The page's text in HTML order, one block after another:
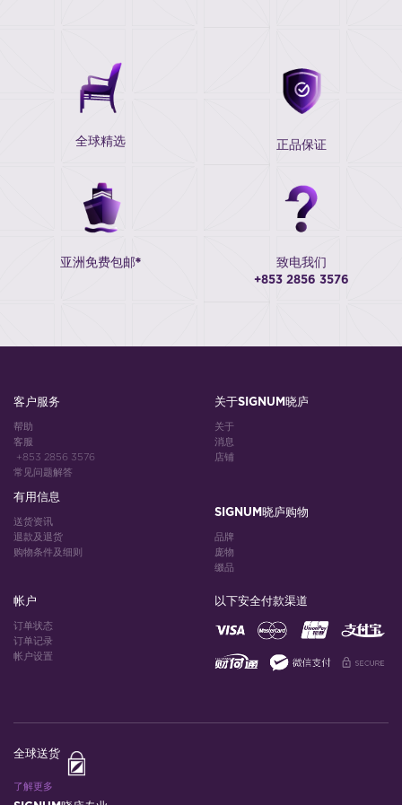
全球精选 正品保证
亚洲免费包邮* 致电我们
+853 2856 3576
客户服务
帮助
客服
+853 2856 3576
常见问题解答
有用信息
送货资讯
退款及退货
购物条件及细则
关于SIGNUM晓庐
关于
消息
店铺
SIGNUM晓庐购物
品牌
庞物
缀品
帐户
订单状态
订单记录
帐户设置
以下安全付款渠道
全球送货
了解更多